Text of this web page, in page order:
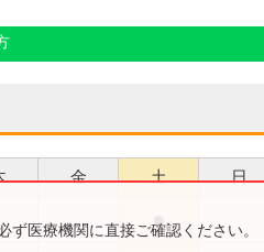
金 土 日
●
医療機関に直接ご確認ください。